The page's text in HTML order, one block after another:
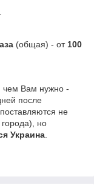
(общая) - от100
чем Вам нужно -
после
не
но
Украина.